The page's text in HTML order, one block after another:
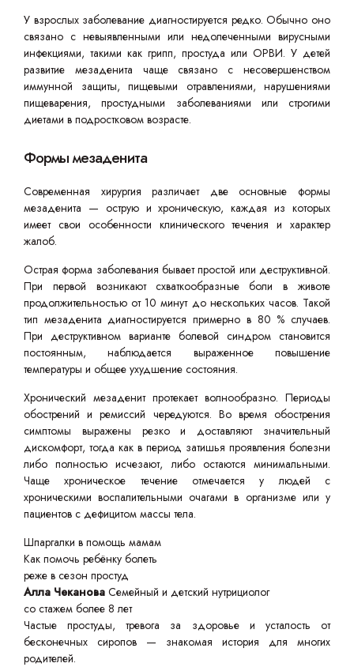
У взрослых заболевание диагностируется редко. Обычно оно
связано с невыявленными или недолеченными вирусными
инфекциями, такими как грипп, простуда или ОРВИ. У детей
развитие мезаденита чаще связано с несовершенством
иммунной защиты, пищевыми отравлениями, нарушениями
пищеварения, простудными заболеваниями или строгими
диетами в подростковом возрасте.
Формы мезаденита
Современная хирургия различает две основные формы
мезаденита — острую и хроническую, каждая из которых
имеет свои особенности клинического течения и характер
жалоб.
Острая форма заболевания бывает простой или деструктивной.
При первой возникают схваткообразные боли в животе
продолжительностью от 10 минут до нескольких часов. Такой
тип мезаденита диагностируется примерно в 80 % случаев.
При деструктивном варианте болевой синдром становится
постоянным, наблюдается выраженное повышение
температуры и общее ухудшение состояния.
Хронический мезаденит протекает волнообразно. Периоды
обострений и ремиссий чередуются. Во время обострения
симптомы выражены резко и доставляют значительный
дискомфорт, тогда как в период затишья проявления болезни
либо полностью исчезают, либо остаются минимальными.
Чаще хроническое течение отмечается у людей с
хроническими воспалительными очагами в организме или у
пациентов с дефицитом массы тела.
Шпаргалки в помощь мамам
Как помочь ребёнку болеть
реже в сезон простуд
Алла Чеканова Семейный и детский нутрициолог
со стажем более 8 лет
Частые простуды, тревога за здоровье и усталость от
бесконечных сиропов — знакомая история для многих
родителей.